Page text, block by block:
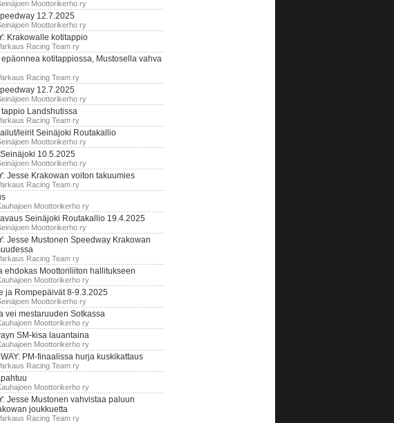
Moottorikerho ry
12.7.2025
Moottorikerho ry
Krakowalle kotitappio
Racing Team ry
kotitappiossa, Mustosella vahva
Racing Team ry
12.7.2025
Moottorikerho ry
Landshutissa
Racing Team ry
leirit Seinäjoki Routakallio
Moottorikerho ry
10.5.2025
Moottorikerho ry
Jesse Krakowan voiton takuumies
Racing Team ry
Moottorikerho ry
Seinäjoki Routakallio 19.4.2025
Moottorikerho ry
Jesse Mustonen Speedway Krakowan
Racing Team ry
ehdokas Moottoriliiton hallitukseen
Moottorikerho ry
ja Rompepäivät 8-9.3.2025
Moottorikerho ry
vei mestaruuden Sotkassa
Moottorikerho ry
SM-kisa lauantaina
Moottorikerho ry
PM-finaalissa hurja kuskikattaus
Racing Team ry
Moottorikerho ry
Jesse Mustonen vahvistaa paluun
joukkuetta
Racing Team ry